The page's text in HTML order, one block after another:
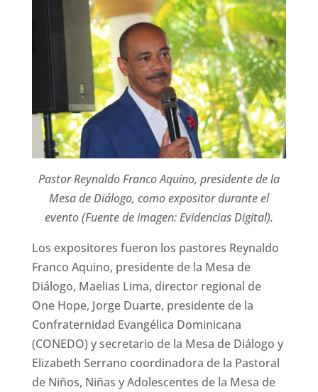
Pastor Reynaldo Franco Aquino, presidente de la
Mesa de Diálogo, como expositor durante el
evento (Fuente de imagen: Evidencias Digital).
Los expositores fueron los pastores Reynaldo
Franco Aquino, presidente de la Mesa de
Diálogo, Maelias Lima, director regional de
One Hope, Jorge Duarte, presidente de la
Confraternidad Evangélica Dominicana
(CONEDO) y secretario de la Mesa de Diálogo y
Elizabeth Serrano coordinadora de la Pastoral
de Niños, Niñas y Adolescentes de la Mesa de